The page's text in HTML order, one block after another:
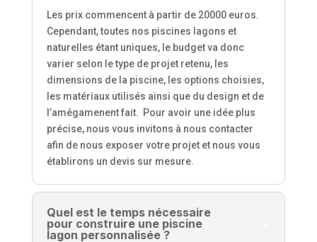
Les prix commencent à partir de 20000 euros.
Cependant, toutes nos piscines lagons et
naturelles étant uniques, le budget va donc
varier selon le type de projet retenu, les
dimensions de la piscine, les options choisies,
les matériaux utilisés ainsi que du design et de
l’amégamenent fait.
Pour avoir une idée plus
précise, nous vous invitons à nous contacter
afin de nous exposer votre projet et nous vous
établirons un devis sur mesure.
Quel est le temps nécessaire
pour construire une piscine
lagon personnalisée ?